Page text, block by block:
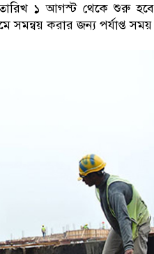
তারিখ ১ আগস্ট থেকে শুরু
সমন্বয় করার জন্য পর্যাপ্ত